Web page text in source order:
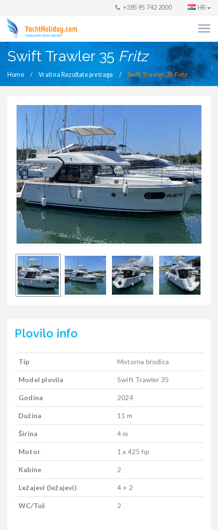
+385 95 742 2000 HR
Swift Trawler 35 Fritz
Home Vrati na Rezultate pretrage Swift Trawler 35Fritz
Plovilo info
Tip Motorna brodica
Model plovila Swift Trawler 35
Godina 2024
Dužina 11 m
Širina 4 m
Motor 1 x 425 hp
Kabine 2
Ležajevi (ležajevi) 4 + 2
WC/Tuš 2